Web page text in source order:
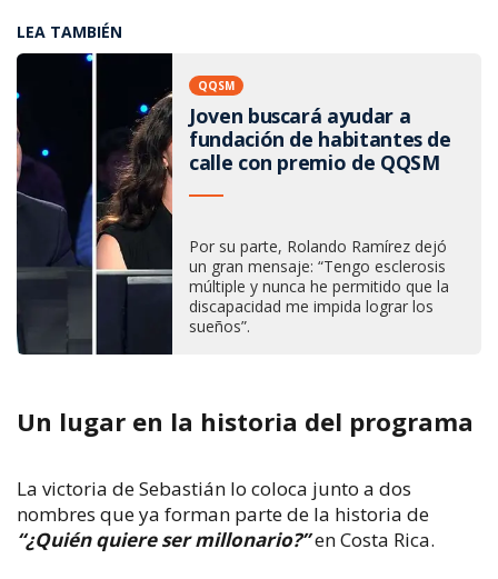
LEA TAMBIÉN
QQSM
Joven buscará ayudar a
fundación de habitantes de
calle con premio de QQSM
Por su parte, Rolando Ramírez dejó
un gran mensaje: “Tengo esclerosis
múltiple y nunca he permitido que la
discapacidad me impida lograr los
sueños”.
Un lugar en la historia del programa
La victoria de Sebastián lo coloca junto a dos
nombres que ya forman parte de la historia de
“¿Quiénquieresermillonario?”en Costa Rica.